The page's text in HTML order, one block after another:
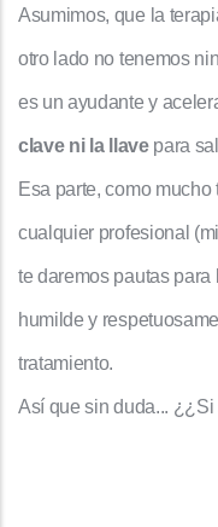
Asumimos, que la
otro lado no tenemos
es un ayudante y
clave ni la llavepara
Esa parte, como
cualquier profesional
te daremos pautas
humilde y
tratamiento.
Así que sin duda... ¿¿Si